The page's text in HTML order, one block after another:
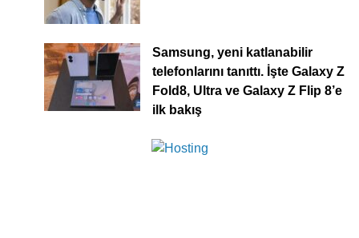
Samsung, yeni katlanabilir
telefonlarını tanıttı. İşte Galaxy Z
Fold8, Ultra ve Galaxy Z Flip 8’e
ilk bakış